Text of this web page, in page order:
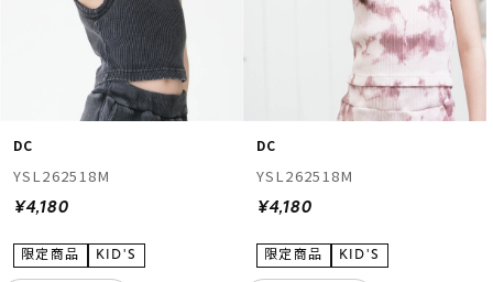
DC
YSL262518M
¥4,180
DC
YSL262518M
¥4,180